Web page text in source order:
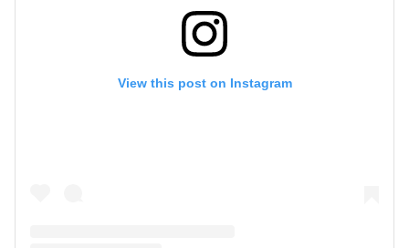
View this post on Instagram